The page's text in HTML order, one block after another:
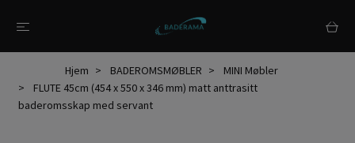
Hjem BADEROMSMØBLER
MINI Møbler
FLUTE 45cm (454 x 550 x 346 mm) matt anttrasitt
baderomsskap med servant